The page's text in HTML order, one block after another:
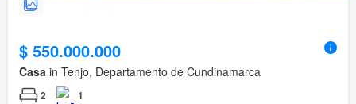
$ 550.000.000
Casa in Tenjo, Departamento de Cundinamarca
2 1